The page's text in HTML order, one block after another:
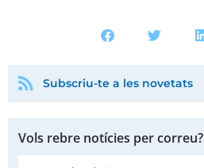
Subscriu-te a les novetats
Vols rebre notícies per correu?